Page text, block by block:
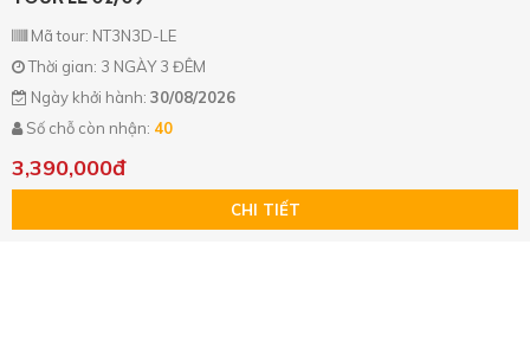
Mã tour: NT3N3D-LE
Thời gian: 3 NGÀY 3 ĐÊM
Ngày khởi hành: 30/08/2026
Số chỗ còn nhận: 40
3,390,000đ
CHI TIẾT